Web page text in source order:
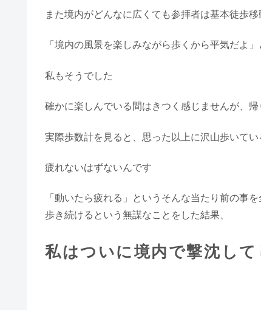
また境内がどんなに広くても参拝者は基本徒歩移
「境内の風景を楽しみながら歩くから平気だよ
私もそうでした
確かに楽しんでいる間はきつく感じませんが、
実際歩数計を見ると、思った以上に沢山歩いてい
疲れないはずないんです
「動いたら疲れる」というそんな当たり前の事
歩き続けるという無謀なことをした結果、
私はついに境内で撃沈し